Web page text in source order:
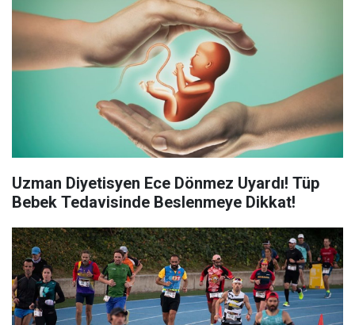
Uzman Diyetisyen Ece Dönmez Uyardı! Tüp
Bebek Tedavisinde Beslenmeye Dikkat!